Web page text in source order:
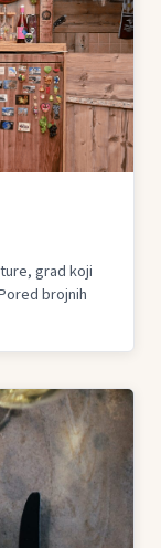
grad koji
brojnih